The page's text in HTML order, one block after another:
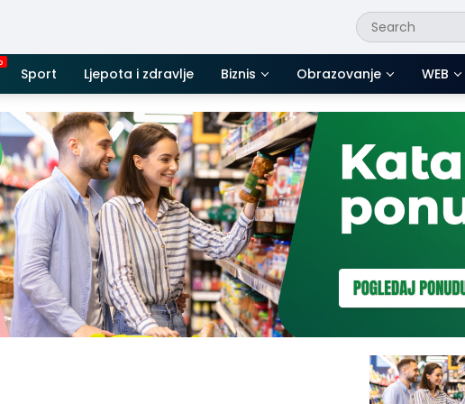
Sport Ljepota i zdravlje Biznis Obrazovanje WEB